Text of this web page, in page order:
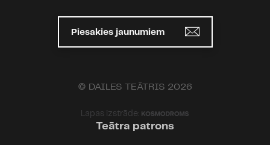
Piesakies jaunumiem
© DAILES TEĀTRIS 2026
Lapas izstrāde:
Teātra patrons